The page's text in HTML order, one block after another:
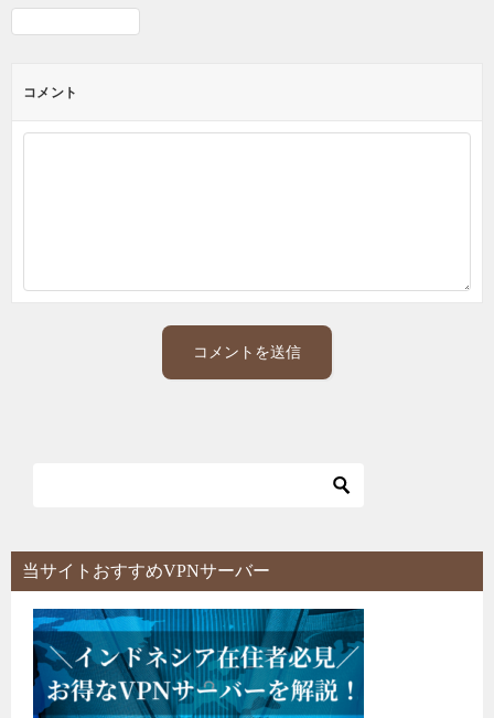
コメント
当サイトおすすめVPNサーバー